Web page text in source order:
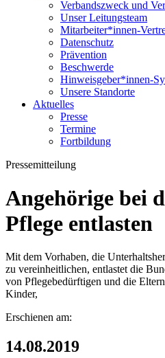
Verbandszweck und
Unser Leitungsteam
Mitarbeiter*innen-
Datenschutz
Prävention
Beschwerde
Hinweisgeber*innen-
Unsere Standorte
Aktuelles
Presse
Termine
Fortbildung
Pressemitteilung
Angehörige bei
Pflege entlasten
Mit dem Vorhaben, die
zu vereinheitlichen, entlastet die
von Pflegebedürftigen und die
Kinder,
Erschienen am:
14.08.2019